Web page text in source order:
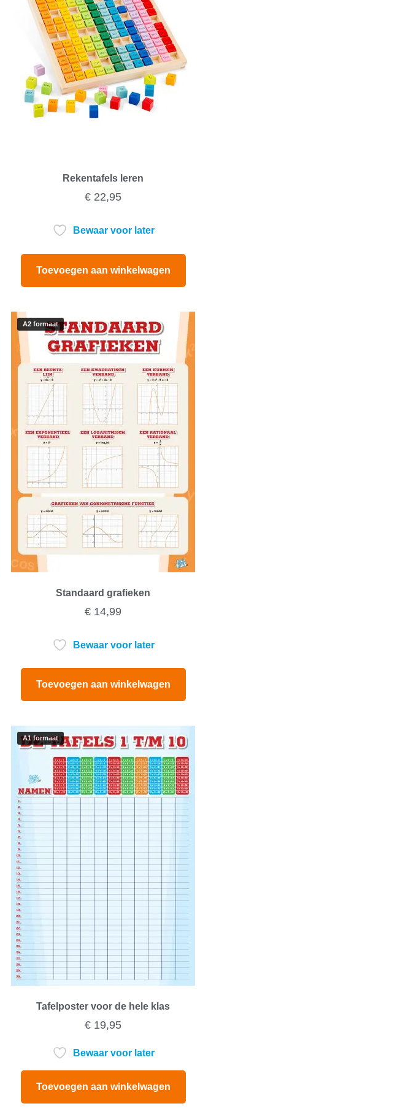
Rekentafels leren
€ 22,95
Bewaar voor later
Toevoegen aan winkelwagen
A2 formaat
Standaard grafieken
€ 14,99
Bewaar voor later
Toevoegen aan winkelwagen
A1 formaat
Tafelposter voor de hele klas
€ 19,95
Bewaar voor later
Toevoegen aan winkelwagen